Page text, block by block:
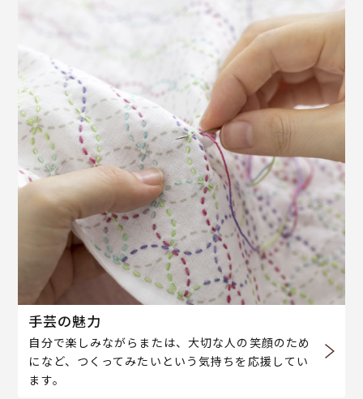
手芸の魅力
自分で楽しみながらまたは、大切な人の笑顔のため
になど、つくってみたいという気持ちを応援してい
ます。